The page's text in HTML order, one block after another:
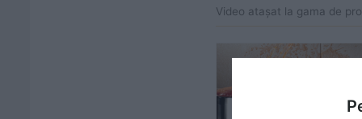
Video atașat la gama de